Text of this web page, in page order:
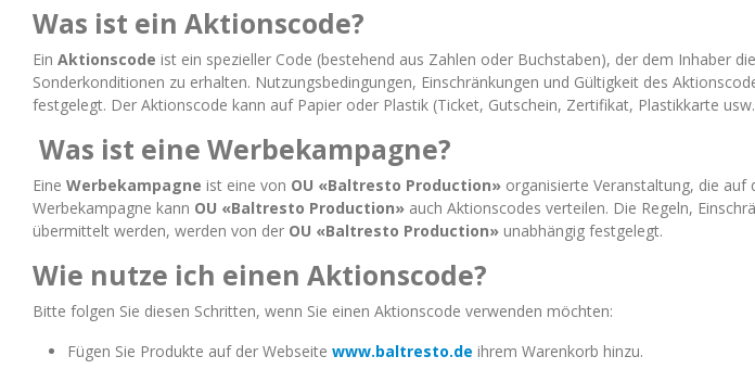
Was ist ein Aktionscode?
Ein Aktionscode ist ein spezieller Code (bestehend aus Zahlen oder Buchstaben), der dem Inhaber
Sonderkonditionen zu erhalten. Nutzungsbedingungen, Einschränkungen und Gültigkeit des
festgelegt. Der Aktionscode kann auf Papier oder Plastik (Ticket, Gutschein, Zertifikat, Plastikkarte
Was ist eine Werbekampagne?
Eine Werbekampagne ist eine von OU «Baltresto Production» organisierte Veranstaltung, die
Werbekampagne kann OU «Baltresto Production» auch Aktionscodes verteilen. Die Regeln,
übermittelt werden, werden von der OU «Baltresto Production» unabhängig festgelegt.
Wie nutze ich einen Aktionscode?
Bitte folgen Sie diesen Schritten, wenn Sie einen Aktionscode verwenden möchten:
Fügen Sie Produkte auf der Webseite www.baltresto.de ihrem Warenkorb hinzu.